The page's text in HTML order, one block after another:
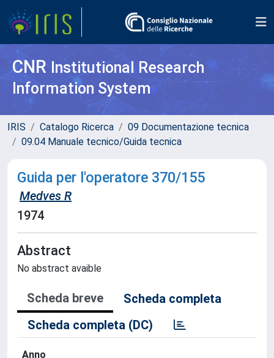
CNR Institutional Research
Information System
IRIS Catalogo Ricerca
09 Documentazione tecnica
09.04 Manuale tecnico/Guida tecnica
Guida per l'operatore 370/155
Medves R
1974
Abstract
No abstract avaible
Scheda breve
Scheda completa
Scheda completa (DC)
Anno